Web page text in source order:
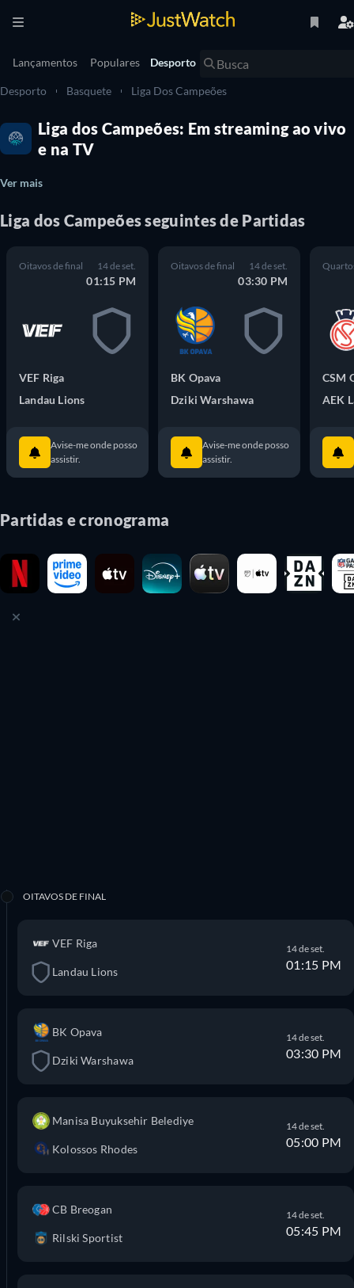
Lançamentos Populares Desporto
Desporto Basquete Liga Dos Campeões
Liga dos Campeões: Em streaming ao vivo
e na TV
Ver mais
Liga dos Campeões seguintes de Partidas
Oitavos de final 14 de set.
01:15 PM
VEF Riga
Landau Lions
Avise-me onde posso
assistir.
Oitavos de final 14 de set.
03:30 PM
BK Opava
Dziki Warshawa
Avise-me onde posso
assistir.
CSM
AEK
Partidas e cronograma
OITAVOS DE FINAL
VEF Riga
Landau Lions
14 de set.
01:15 PM
BK Opava
Dziki Warshawa
14 de set.
03:30 PM
Manisa Buyuksehir Belediye
Kolossos Rhodes
14 de set.
05:00 PM
CB Breogan
Rilski Sportist
14 de set.
05:45 PM